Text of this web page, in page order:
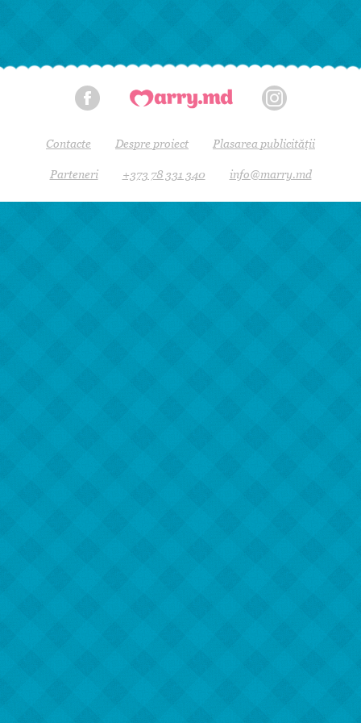
Contacte Despre proiect Plasarea publicității
Parteneri +373 78 331 340 info@marry.md